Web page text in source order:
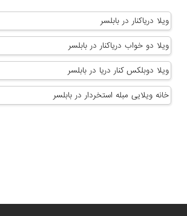
ویلا دریاکنار در بابلسر
ویلا دو خواب دریاکنار در بابلسر
ویلا دوبلکس کنار دریا در بابلسر
خانه ویلایی مبله استخردار در بابلسر